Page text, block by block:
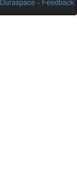
Duraspace - Feedback